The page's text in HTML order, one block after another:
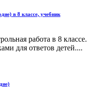
в 8 классе, учебник
работа в 8 классе.
для ответов детей....